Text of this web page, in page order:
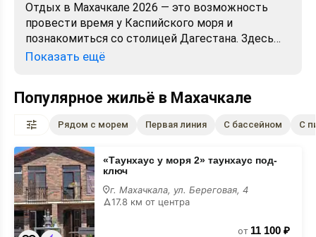
Отдых в Махачкале 2026 — это возможность
провести время у Каспийского моря и
познакомиться со столицей Дагестана. Здесь
можно выбрать жильё для пляжной поездки,
На странице представлены варианты
условиями проживания и расположением на
карте. Сравнивайте подходящие варианты и
бронируйте жильё в Махачкале напрямую без
посредников.
Показать ещё
Популярное жильё в Махачкале
Pядом с морем Первая линия С бассейном С
«Таунхаус
у
моря
2»
таунхаус
под-
ключ
недорого
«Таунхаус у моря 2» таунхаус под-
ключ
г. Махачкала, ул. Береговая, 4
17.8 км от центра
от 11 100 ₽